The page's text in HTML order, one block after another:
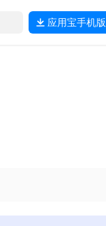
应用宝手机版